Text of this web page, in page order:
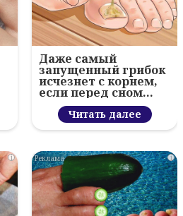
Даже самый
запущенный грибок
исчезнет с корнем,
если перед сном…
Читать далее
i i